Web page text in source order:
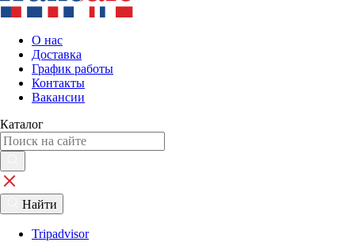
О нас
Доставка
График работы
Контакты
Вакансии
Каталог
Найти
Tripadvisor